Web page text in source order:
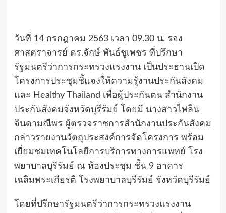
วันที่ 14 กรกฎาคม 2563 เวลา 09.30 น. รอง
ศาสตราจารย์ ดร.จักษ์ พันธ์ชูเพชร ที่ปรึกษา
รัฐมนตรีว่าการกระทรวงแรงงาน เป็นประธานเปิด
โครงการประชุมชี้แจงให้ความรู้งานประกันสังคม
และ Healthy Thailand เพื่อผู้ประกันตน สำนักงาน
ประกันสังคมจังหวัดบุรีรัมย์ โดยมี นางสาวไพลิน
จินดามณีพร ผู้ตรวจราชการสำนักงานประกันสังคม
กล่าวรายงานวัตถุประสงค์การจัดโครงการ พร้อม
เยี่ยมชมเทคโนโลยีการบริการทางการแพทย์ โรง
พยาบาลบุรีรัมย์ ณ ห้องประชุม ชั้น 9 อาคาร
เฉลิมพระเกียรติ โรงพยาบาลบุรีรัมย์ จังหวัดบุรีรัมย์
โดยที่ปรึกษารัฐมนตรีว่าการกระทรวงแรงงาน